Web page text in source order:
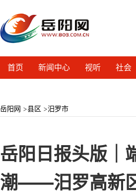
首页 新闻中心 视听 社会
岳阳网 >县区 >汨罗市
岳阳日报头版｜
潮——汨罗高新